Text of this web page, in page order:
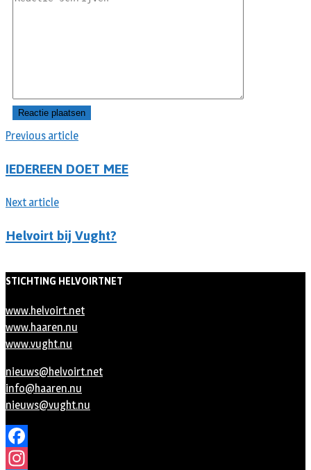
Previous article
IEDEREEN DOET MEE
Next article
Helvoirt bij Vught?
STICHTING HELVOIRTNET
www.helvoirt.net
www.haaren.nu
www.vught.nu
nieuws@helvoirt.net
info@haaren.nu
nieuws@vught.nu
Facebook